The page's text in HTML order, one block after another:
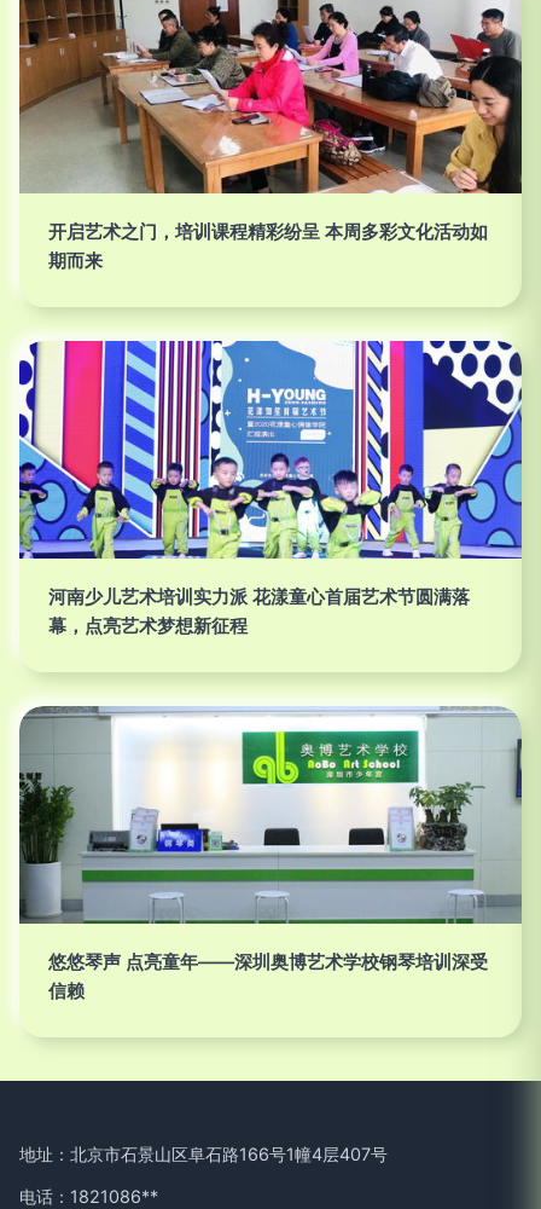
开启艺术之门，培训课程精彩纷呈 本周多彩文化活动如
期而来
河南少儿艺术培训实力派 花漾童心首届艺术节圆满落
幕，点亮艺术梦想新征程
悠悠琴声 点亮童年——深圳奥博艺术学校钢琴培训深受
信赖
地址：北京市石景山区阜石路166号1幢4层407号
电话：1821086**